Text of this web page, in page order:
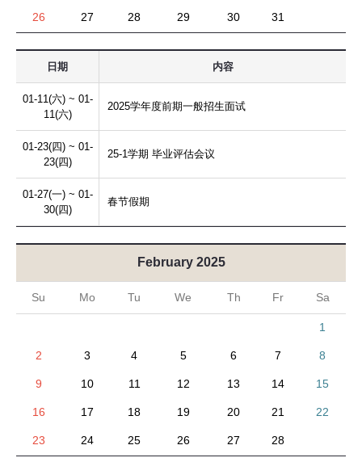
26 27 28 29 30 31
日期 内容
01-11(六) ~ 01-
11(六)
2025学年度前期一般招生面试
01-23(四) ~ 01-
23(四)
25-1学期 毕业评估会议
01-27(一) ~ 01-
30(四)
春节假期
February 2025
Su Mo Tu We Th Fr Sa
1
2 3 4 5 6 7 8
9 10 11 12 13 14 15
16 17 18 19 20 21 22
23 24 25 26 27 28